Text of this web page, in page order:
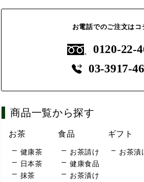
お電話でのご注文はコ
0120-22-
03-3917-
商品一覧から探す
お茶
健康茶
日本茶
抹茶
食品
お茶請け
健康食品
お茶漬け
ギフト
お茶漬